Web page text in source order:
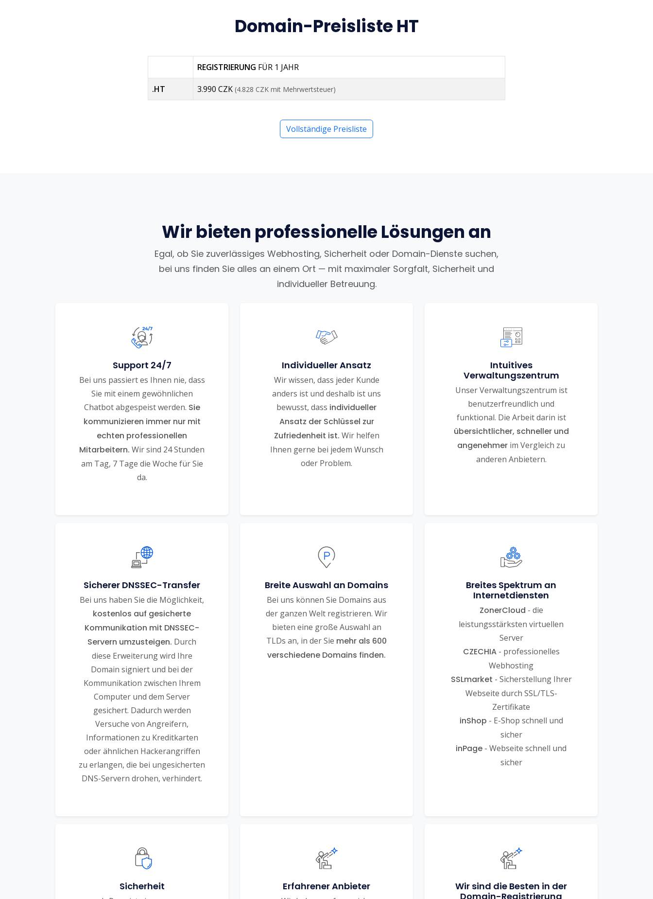
Domain-Preisliste HT
REGISTRIERUNG FÜR 1 JAHR
.HT 3.990 CZK (4.828 CZK mit Mehrwertsteuer)
Vollständige Preisliste
Wir bieten professionelle Lösungen an
Egal, ob Sie zuverlässiges Webhosting, Sicherheit oder Domain-Dienste suchen,
bei uns finden Sie alles an einem Ort — mit maximaler Sorgfalt, Sicherheit und
individueller Betreuung.
Support 24/7
Bei uns passiert es Ihnen nie, dass
Sie mit einem gewöhnlichen
Chatbot abgespeist werden. Sie
kommunizieren immer nur mit
echten professionellen
Mitarbeitern. Wir sind 24 Stunden
am Tag, 7 Tage die Woche für Sie
da.
Individueller Ansatz
Wir wissen, dass jeder Kunde
anders ist und deshalb ist uns
bewusst, dass individueller
Ansatz der Schlüssel zur
Zufriedenheit ist. Wir helfen
Ihnen gerne bei jedem Wunsch
oder Problem.
Intuitives
Verwaltungszentrum
Unser Verwaltungszentrum ist
benutzerfreundlich und
funktional. Die Arbeit darin ist
übersichtlicher, schneller und
angenehmer im Vergleich zu
anderen Anbietern.
Sicherer DNSSEC-Transfer
Bei uns haben Sie die Möglichkeit,
kostenlos auf gesicherte
Kommunikation mit DNSSEC-
Servern umzusteigen. Durch
diese Erweiterung wird Ihre
Domain signiert und bei der
Kommunikation zwischen Ihrem
Computer und dem Server
gesichert. Dadurch werden
Versuche von Angreifern,
Informationen zu Kreditkarten
oder ähnlichen Hackerangriffen
zu erlangen, die bei ungesicherten
DNS-Servern drohen, verhindert.
Breite Auswahl an Domains
Bei uns können Sie Domains aus
der ganzen Welt registrieren. Wir
bieten eine große Auswahl an
TLDs an, in der Sie mehr als 600
verschiedene Domains finden.
Breites Spektrum an
Internetdiensten
ZonerCloud - die
leistungsstärksten virtuellen
Server
CZECHIA- professionelles
Webhosting
SSLmarket - Sicherstellung Ihrer
Webseite durch SSL/TLS-
Zertifikate
inShop - E-Shop schnell und
sicher
inPage - Webseite schnell und
sicher
Sicherheit Erfahrener Anbieter
Wir sind die Besten in der
Domain-Registrierung